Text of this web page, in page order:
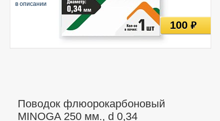
Поводок флюорокарбоновый
MINOGA 250 мм., d 0,34
в описании
100руб